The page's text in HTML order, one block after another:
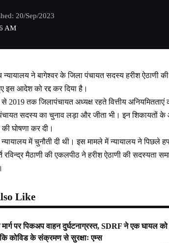
AM
20/Sep/2023
न्यायालय ने बागेश्वर के जिला पंचायत सदस्य हरीश
इस आदेश को रद्द कर दिया है।
से 2019 तक जिलापंचायत अध्यक्ष रहते वित्तीय
सदस्य का चुनाव लड़ा और जीता भी। इन शिकायतों
घोषणा कर दी।
में चुनौती दी थी। इस मामले में न्यायालय ने पिछले
रविन्द्र मैठाणी की एकलपीठ ने हरीश ऐठाणी की सदस्यता
Like
पर पिकअप वाहन दुर्घटनाग्रस्त, SDRF ने एक घायल
कोविड के संक्रमण से सुरक्षाः एम्स